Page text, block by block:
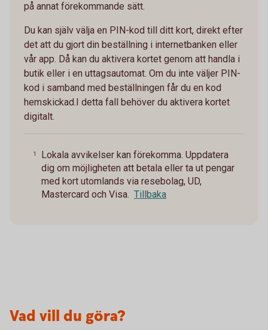
på annat förekommande sätt.
Du kan själv välja en PIN-kod till ditt kort, direkt efter
det att du gjort din beställning i internetbanken eller
vår app. Då kan du aktivera kortet genom att handla i
butik eller i en uttagsautomat. Om du inte väljer PIN-
kod i samband med beställningen får du en kod
hemskickad.I detta fall behöver du aktivera kortet
digitalt.
1
Lokala avvikelser kan förekomma. Uppdatera
dig om möjligheten att betala eller ta ut pengar
med kort utomlands via resebolag, UD,
Mastercard och Visa. Tillbaka
Vad vill du göra?